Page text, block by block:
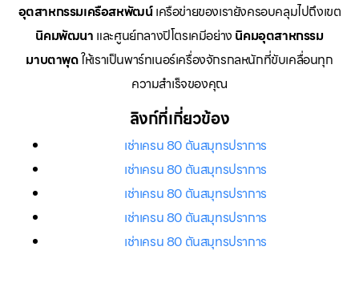
อุตสาหกรรมเครือสหพัฒน์เครือข่ายของเรายังครอบคลุมไปถึงเขต
นิคมพัฒนา และศูนย์กลางปิโตรเคมีอย่าง นิคมอุตสาหกรรม
มาบตาพุดให้เราเป็นพาร์ทเนอร์เครื่องจักรกลหนักที่ขับเคลื่อนทุก
ความสำเร็จของคุณ
ลิงก์ที่เกี่ยวข้อง
เช่าเครน 80 ตันสมุทรปราการ
เช่าเครน 80 ตันสมุทรปราการ
เช่าเครน 80 ตันสมุทรปราการ
เช่าเครน 80 ตันสมุทรปราการ
เช่าเครน 80 ตันสมุทรปราการ